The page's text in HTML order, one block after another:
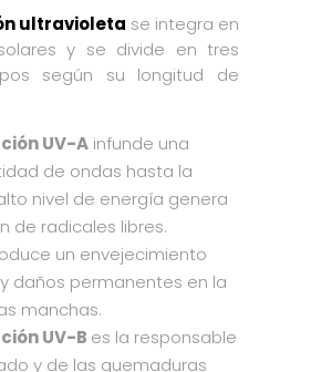
ultravioleta se integra en
y se divide en tres
según su longitud de
UV-A infunde una
de ondas hasta la
nivel de energía genera
de radicales libres.
un envejecimiento
daños permanentes en la
manchas.
UV-B es la responsable
y de las quemaduras